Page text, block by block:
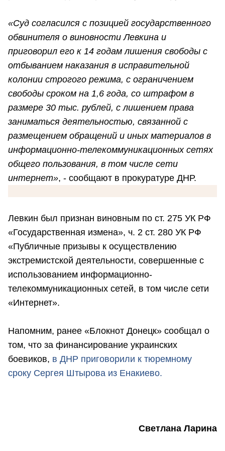
«Суд согласился с позицией государственного
обвинителя о виновности Левкина и
приговорил его к 14 годам лишения свободы с
отбыванием наказания в исправительной
колонии строгого режима, с ограничением
свободы сроком на 1,6 года, со штрафом в
размере 30 тыс. рублей, с лишением права
заниматься деятельностью, связанной с
размещением обращений и иных материалов в
информационно-телекоммуникационных сетях
общего пользования, в том числе сети
интернет», - сообщают в прокуратуре ДНР.
Левкин был признан виновным по ст. 275 УК РФ
«Государственная измена», ч. 2 ст. 280 УК РФ
«Публичные призывы к осуществлению
экстремистской деятельности, совершенные с
использованием информационно-
телекоммуникационных сетей, в том числе сети
«Интернет».
Напомним, ранее «Блокнот Донецк» сообщал о
том, что за финансирование украинских
боевиков, в ДНР приговорили к тюремному
сроку Сергея Штырова из Енакиево.
Светлана Ларина